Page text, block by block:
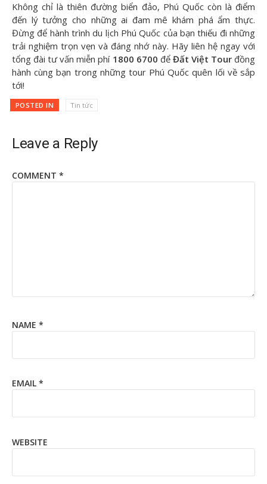
Không chỉ là thiên đường biển đảo, Phú Quốc còn là điểm
đến lý tưởng cho những ai đam mê khám phá ẩm thực.
Đừng để hành trình du lịch Phú Quốc của bạn thiếu đi những
trải nghiệm trọn vẹn và đáng nhớ này. Hãy liên hệ ngay với
tổng đài tư vấn miễn phí 1800 6700 để Đất Việt Tour đồng
hành cùng bạn trong những tour Phú Quốc quên lối về sắp
tới!
POSTED IN Tin tức
Leave a Reply
COMMENT *
NAME *
EMAIL *
WEBSITE